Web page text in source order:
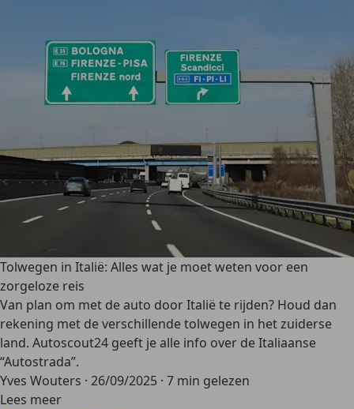
Tolwegen in Italië: Alles wat je moet weten voor een
zorgeloze reis
Van plan om met de auto door Italië te rijden? Houd dan
rekening met de verschillende tolwegen in het zuiderse
land. Autoscout24 geeft je alle info over de Italiaanse
“Autostrada”.
Yves Wouters · 26/09/2025 · 7 min gelezen
Lees meer